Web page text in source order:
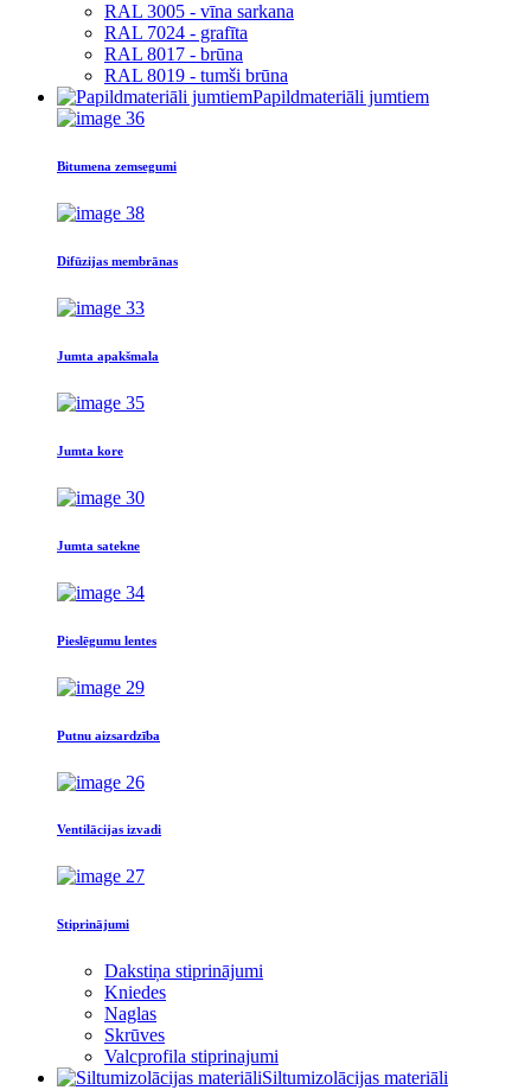
RAL 3005 - vīna sarkana
RAL 7024 - grafīta
RAL 8017 - brūna
RAL 8019 - tumši brūna
Papildmateriāli jumtiem
Bitumena zemsegumi
Difūzijas membrānas
Jumta apakšmala
Jumta kore
Jumta satekne
Pieslēgumu lentes
Putnu aizsardzība
Ventilācijas izvadi
Stiprinājumi
Dakstiņa stiprinājumi
Kniedes
Naglas
Skrūves
Valcprofila stiprinajumi
Siltumizolācijas materiāli